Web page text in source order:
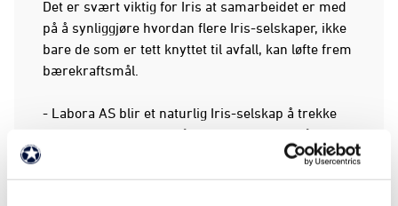
Det er svært viktig for Iris at samarbeidet er med
på å synliggjøre hvordan flere Iris-selskaper, ikke
bare de som er tett knyttet til avfall, kan løfte frem
bærekraftsmål.
- Labora AS blir et naturlig Iris-selskap å trekke
inn under bærekraftmålet om rent vann. Vårt
selskap analyserer vannkvalitet og har stor
kompetanse på dette området. Tilgang til rent